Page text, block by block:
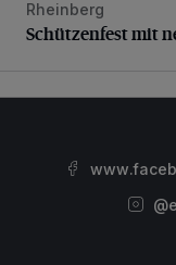
Schützenfest mit
Rheinberg
Schützenfest mit